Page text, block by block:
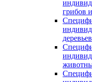
грибов
деревьев